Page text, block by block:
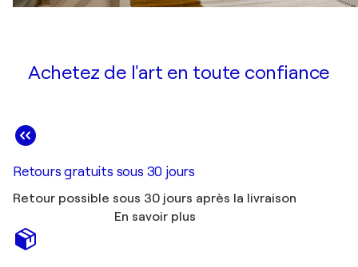
Achetez de l'art en toute confiance
Retours gratuits sous 30 jours
Retour possible sous 30 jours après la livraison
En savoir plus